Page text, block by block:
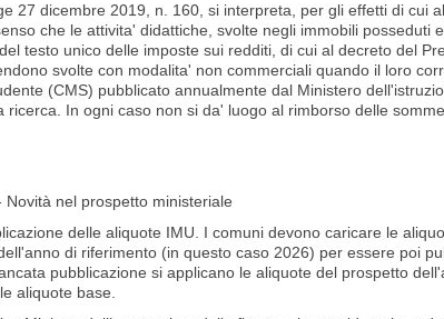
27 dicembre 2019, n. 160, si interpreta, per gli effetti di cui
che le attivita' didattiche, svolte negli immobili posseduti
testo unico delle imposte sui redditi, di cui al decreto del
svolte con modalita' non commerciali quando il loro
(CMS) pubblicato annualmente dal Ministero
In ogni caso non si da' luogo al rimborso delle
Novità nel prospetto ministeriale
delle aliquote IMU. I comuni devono caricare le
di riferimento (in questo caso 2026) per essere poi
pubblicazione si applicano le aliquote del prospetto
aliquote base.